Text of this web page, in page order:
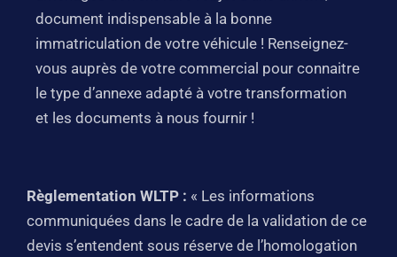
document indispensable à la bonne
immatriculation de votre véhicule ! Renseignez-
vous auprès de votre commercial pour connaitre
le type d’annexe adapté à votre transformation
et les documents à nous fournir !
Règlementation WLTP : « Les informations
communiquées dans le cadre de la validation de ce
devis s’entendent sous réserve de l’homologation